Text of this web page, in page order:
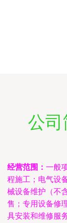
公司
经营范围： 一般
程施工；电气设
械设备维护（不
售；专用设备修
具安装和维修服